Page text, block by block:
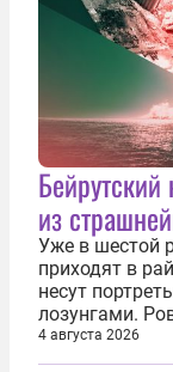
из
Уже в шестой
приходят в
несут
лозунгами.
одна из
нашего
4 августа 2026